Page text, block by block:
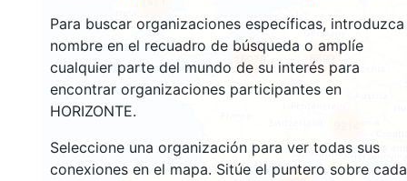
Para buscar organizaciones específicas, introduzca
nombre en el recuadro de búsqueda o amplíe
cualquier parte del mundo de su interés para
encontrar organizaciones participantes en
HORIZONTE.
Seleccione una organización para ver todas sus
conexiones en el mapa. Sitúe el puntero sobre cada
5699
15070